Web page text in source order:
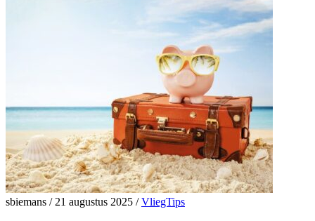
sbiemans /21 augustus 2025 / VliegTips